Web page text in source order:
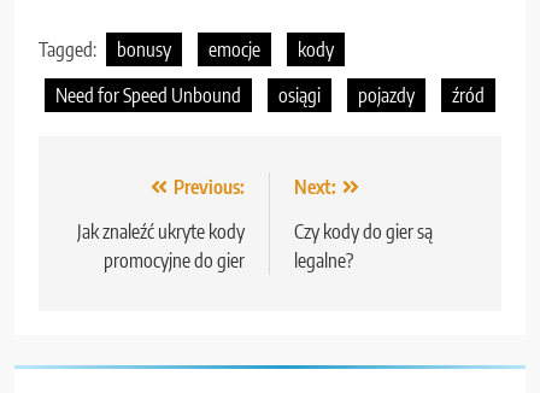
Tagged: bonusy emocje
kody
Need for Speed Unbound
osiągi pojazdy źród
Nawigacja
wpisu
Previous:
Jak znaleźć ukryte kody
promocyjne do gier
Next:
Czy kody do gier są
legalne?